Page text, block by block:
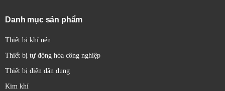
Danh mục sản phẩm
Thiết bị khí nén
Thiết bị tự động hóa công nghiệp
Thiết bị điện dân dụng
Kim khí